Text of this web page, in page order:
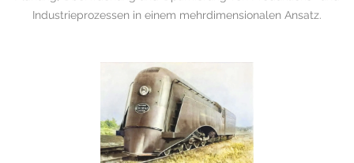
Industrieprozessen in einem mehrdimensionalen Ansatz.